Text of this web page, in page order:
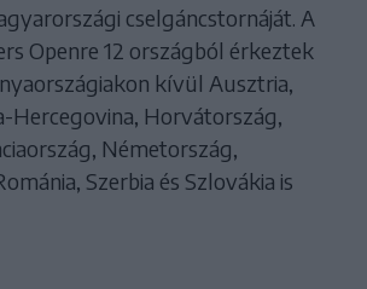
cselgáncstornáját. A
Openre 12 országból érkeztek
kívül Ausztria,
Hercegovina, Horvátország,
Németország,
Szerbia és Szlovákia is